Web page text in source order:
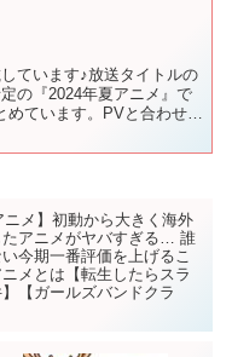
ています♪放送タイトルの
の『2024年夏アニメ』で
ています。PVと合わせて
ニメ】初動から大きく海外
アニメがヤバすぎる… 誰
今期一番評価を上げるこ
メとは【転生したらスラ
【ガールズバンドクラ